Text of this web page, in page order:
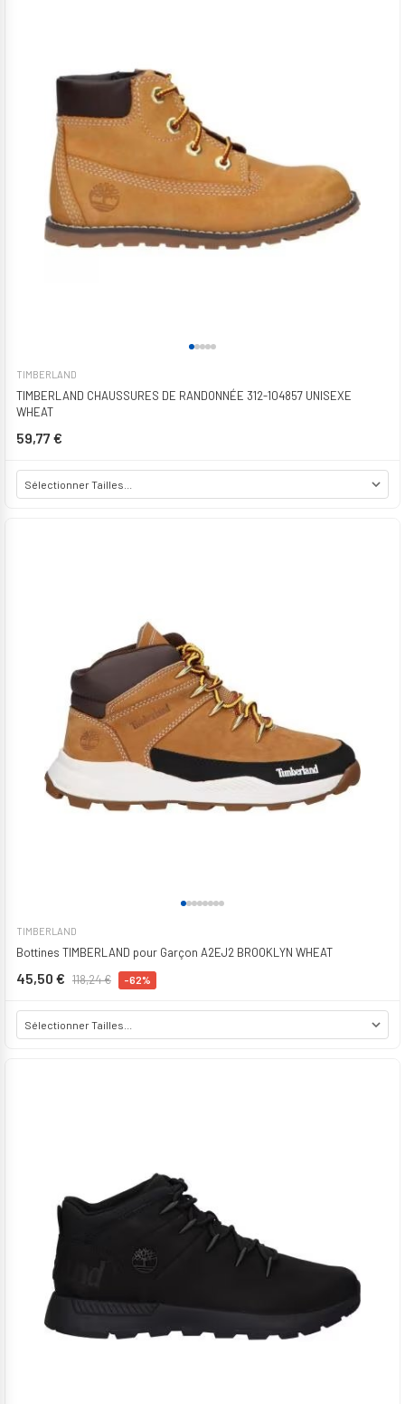
TIMBERLAND
TIMBERLAND CHAUSSURES DE RANDONNÉE 312-104857 UNISEXE
WHEAT
59,77 €
TIMBERLAND
Bottines TIMBERLAND pour Garçon A2EJ2 BROOKLYN WHEAT
45,50 € 118,24 € -62%